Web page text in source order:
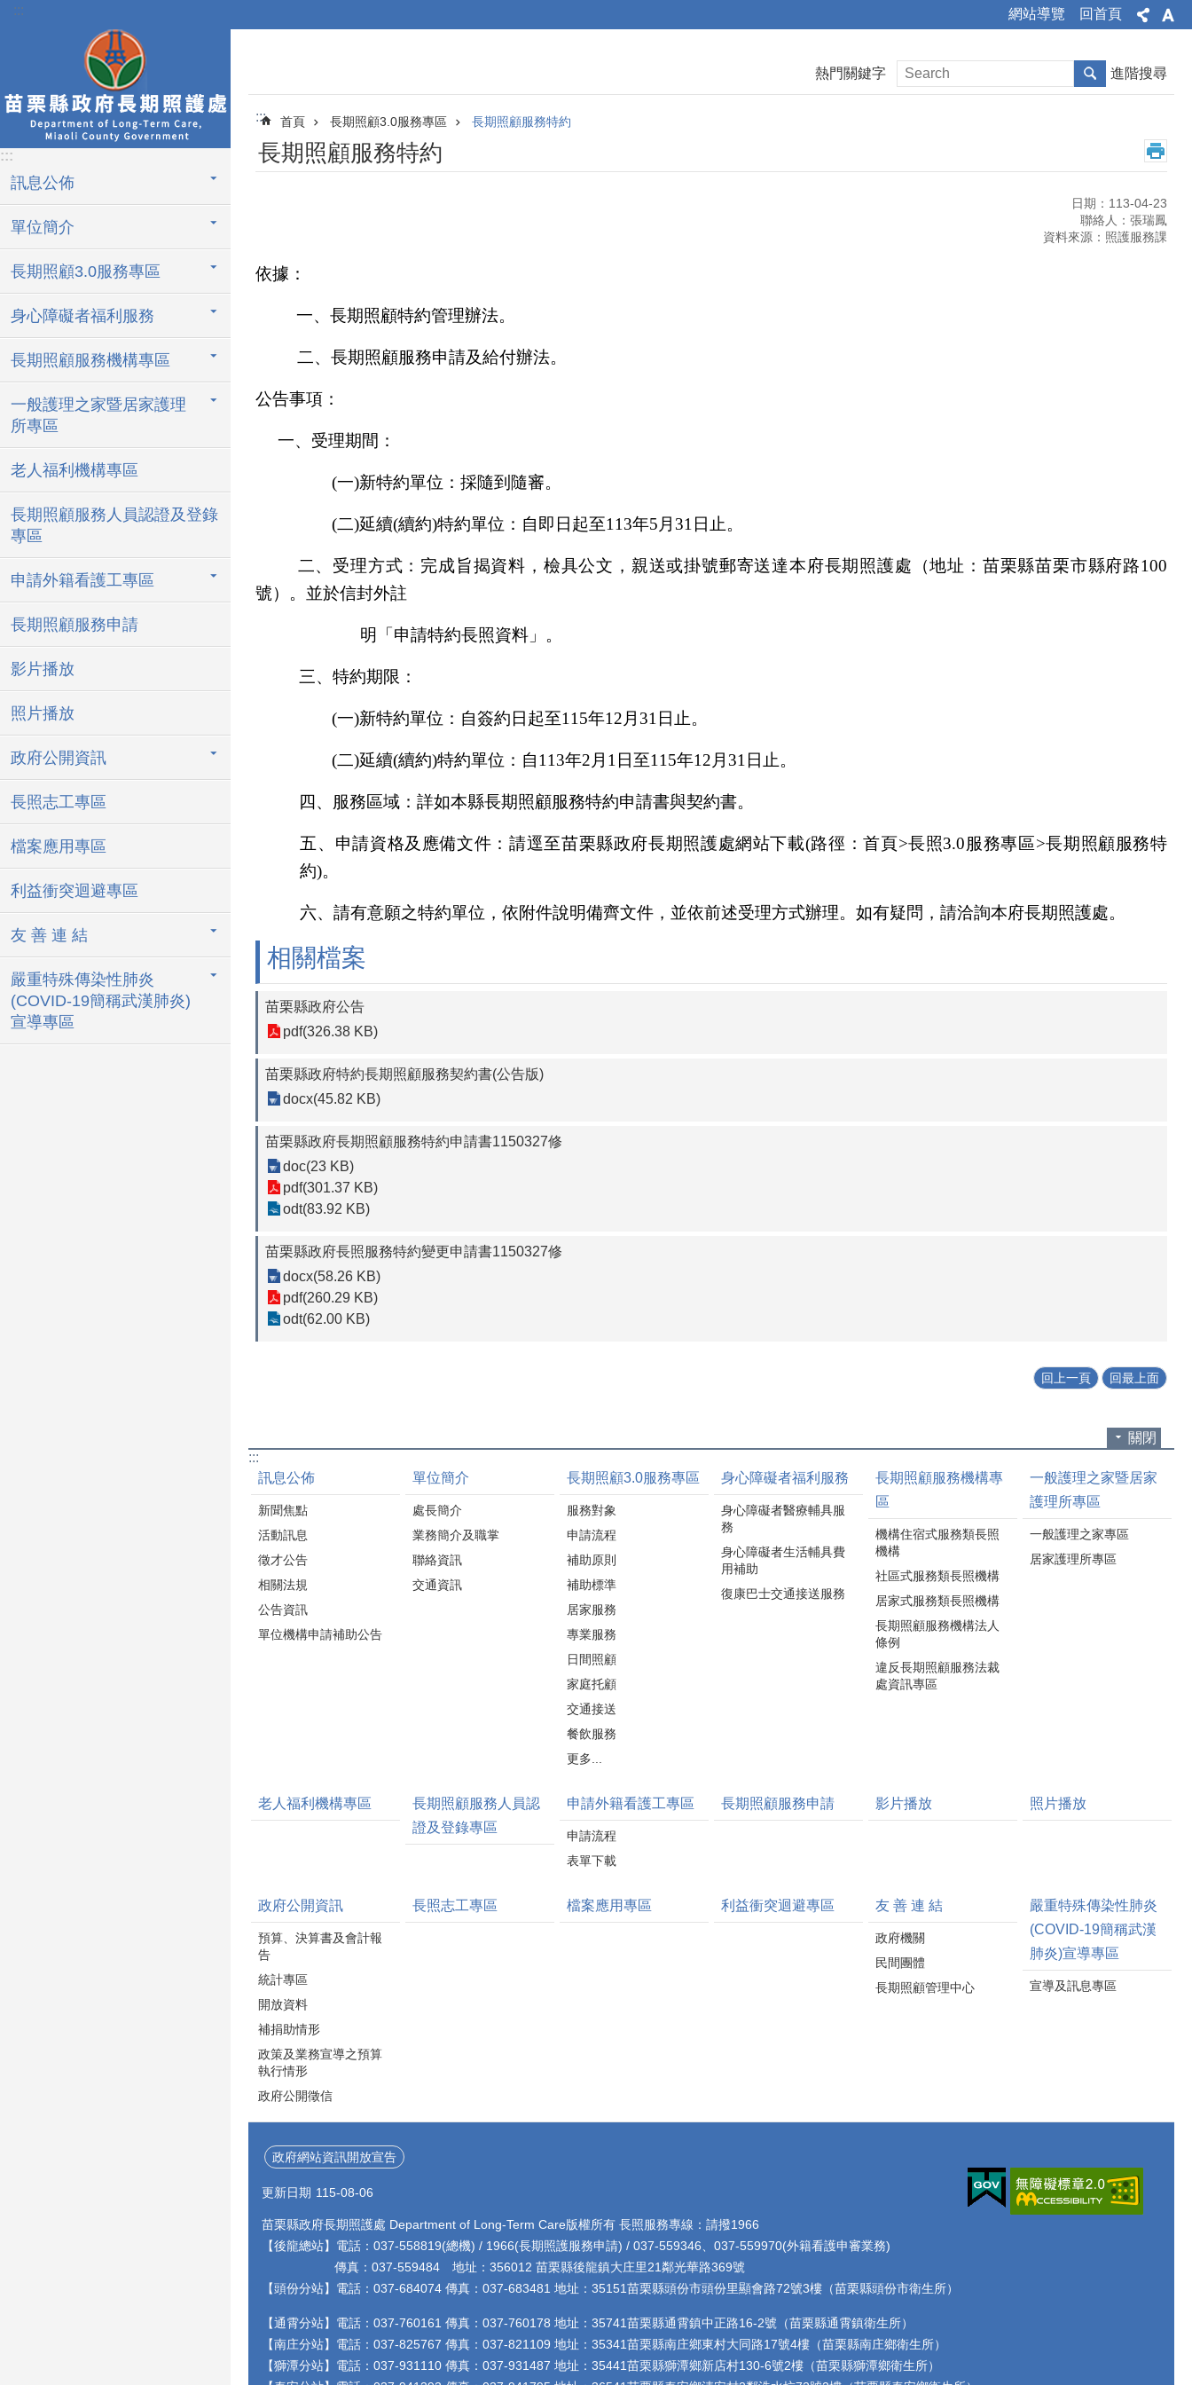
跳到主要內容區塊
::: 網站導覽 回首頁
:::
訊息公佈
單位簡介
長期照顧3.0服務專區
身心障礙者福利服務
長期照顧服務機構專區
一般護理之家暨居家護理
所專區
老人福利機構專區
長期照顧服務人員認證及登錄
專區
申請外籍看護工專區
長期照顧服務申請
影片播放
照片播放
政府公開資訊
長照志工專區
檔案應用專區
利益衝突迴避專區
友 善 連 結
嚴重特殊傳染性肺炎
(COVID-19簡稱武漢肺炎)
宣導專區
熱門關鍵字 進階搜尋
::: 首頁 長期照顧3.0服務專區 長期照顧服務特約
長期照顧服務特約
日期：113-04-23
聯絡人：張瑞鳳
資料來源：照護服務課
依據：
一、長期照顧特約管理辦法。
二、長期照顧服務申請及給付辦法。
公告事項 ：
一、受理期間：
(一)新特約單位：採隨到隨審。
(二)延續(續約)特約單位：自即日起至113年5 月 31 日止。
二、受理方式：完成旨揭資料，檢具公文，親送或掛號郵寄送達本府長期照護處（地址：苗栗縣苗栗市縣府路100
號）。並於信封外註
明「申請特約長照資料」。
三、特約期限：
(一)新特約單位：自簽約日起至115年12 月 31 日止。
(二)延續(續約)特約單位：自113年2 月 1 日至115年12 月 31 日止。
四、服務區域：詳如本縣長期照顧服務特約申請書與契約書。
五、申請資格及應備文件：請逕至苗栗縣政府長期照護處網站下載(路徑：首頁>長照3.0服務專區>長期照顧服務特
約)。
六、請有意願之特約單位，依附件說明備齊文件，並依前述受理方式辦理。如有疑問，請洽詢本府長期照護處。
相關檔案
苗栗縣政府公告
pdf(326.38 KB)
苗栗縣政府特約長期照顧服務契約書(公告版)
docx(45.82 KB)
苗栗縣政府長期照顧服務特約申請書1150327修
doc(23 KB)
pdf(301.37 KB)
odt(83.92 KB)
苗栗縣政府長照服務特約變更申請書1150327修
docx(58.26 KB)
pdf(260.29 KB)
odt(62.00 KB)
回上一頁 回最上面
關閉
:::
訊息公佈
新聞焦點
活動訊息
徵才公告
相關法規
公告資訊
單位機構申請補助公告
單位簡介
處長簡介
業務簡介及職掌
聯絡資訊
交通資訊
長期照顧3.0服務專區
服務對象
申請流程
補助原則
補助標準
居家服務
專業服務
日間照顧
家庭托顧
交通接送
餐飲服務
更多...
身心障礙者福利服務
身心障礙者醫療輔具服
務
身心障礙者生活輔具費
用補助
復康巴士交通接送服務
長期照顧服務機構專
區
機構住宿式服務類長照
機構
社區式服務類長照機構
居家式服務類長照機構
長期照顧服務機構法人
條例
違反長期照顧服務法裁
處資訊專區
一般護理之家暨居家
護理所專區
一般護理之家專區
居家護理所專區
老人福利機構專區
長期照顧服務人員認
證及登錄專區
申請外籍看護工專區
申請流程
表單下載
長期照顧服務申請 影片播放 照片播放
政府公開資訊
預算、決算書及會計報
告
統計專區
開放資料
補捐助情形
政策及業務宣導之預算
執行情形
政府公開徵信
長照志工專區 檔案應用專區 利益衝突迴避專區 友 善 連 結
政府機關
民間團體
長期照顧管理中心
嚴重特殊傳染性肺炎
(COVID-19簡稱武漢
肺炎)宣導專區
宣導及訊息專區
政府網站資訊開放宣告
更新日期 115-08-06
苗栗縣政府長期照護處 Department of Long-Term Care版權所有 長照服務專線：請撥1966
【後龍總站】電話：037-558819(總機) / 1966(長期照護服務申請) / 037-559346、037-559970(外籍看護申審業務)
傳真：037-559484 地址：356012 苗栗縣後龍鎮大庄里21鄰光華路369號
【頭份分站】電話：037-684074 傳真：037-683481 地址：35151苗栗縣頭份市頭份里顯會路72號3樓（苗栗縣頭份市衛生所）
【通霄分站】電話：037-760161 傳真：037-760178 地址：35741苗栗縣通霄鎮中正路16-2號（苗栗縣通霄鎮衛生所）
【南庄分站】電話：037-825767 傳真：037-821109 地址：35341苗栗縣南庄鄉東村大同路17號4樓（苗栗縣南庄鄉衛生所）
【獅潭分站】電話：037-931110 傳真：037-931487 地址：35441苗栗縣獅潭鄉新店村130-6號2樓（苗栗縣獅潭鄉衛生所）